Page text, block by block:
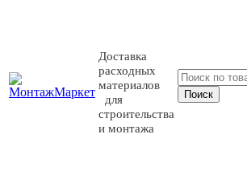
Доставка
расходных
материалов
для
строительства
и монтажа